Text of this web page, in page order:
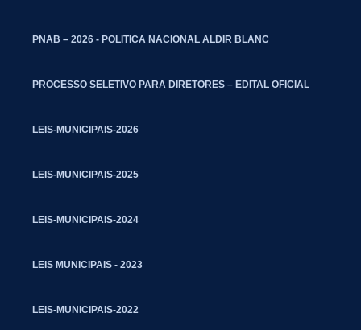
PNAB – 2026 - POLITICA NACIONAL ALDIR BLANC
PROCESSO SELETIVO PARA DIRETORES – EDITAL OFICIAL
LEIS-MUNICIPAIS-2026
LEIS-MUNICIPAIS-2025
LEIS-MUNICIPAIS-2024
LEIS MUNICIPAIS - 2023
LEIS-MUNICIPAIS-2022